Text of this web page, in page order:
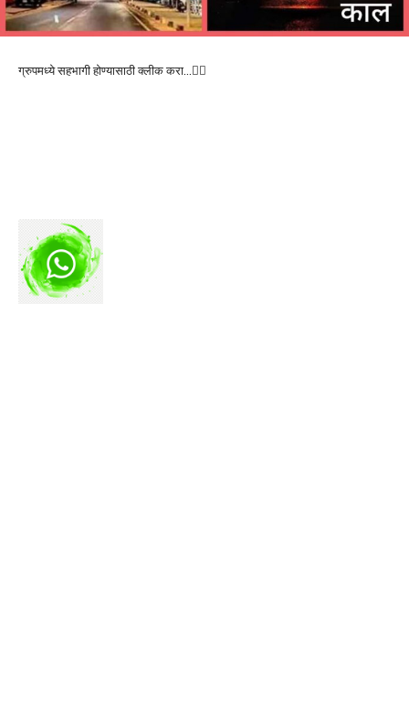
ग्रुपमध्ये सहभागी होण्यासाठी क्लीक करा…👆🏻